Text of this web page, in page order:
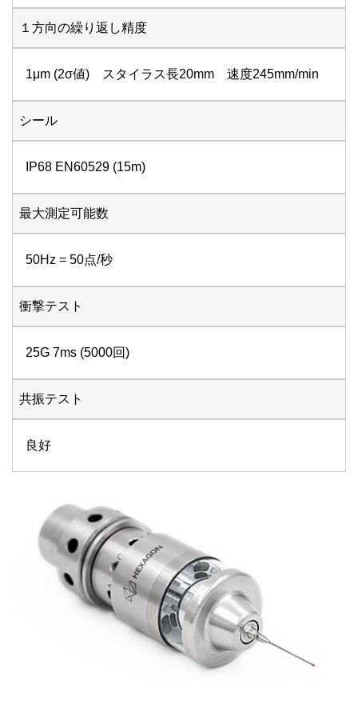
１方向の繰り返し精度
1μm (2σ値) スタイラス長20mm 速度245mm/min
シール
IP68 EN60529 (15m)
最大測定可能数
50Hz = 50点/秒
衝撃テスト
25G 7ms (5000回)
共振テスト
良好